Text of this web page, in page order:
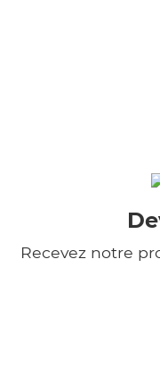
Recevez notre